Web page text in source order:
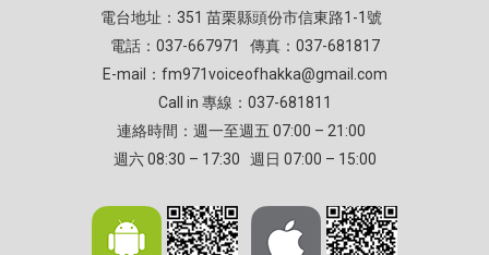
電台地址：351 苗栗縣頭份市信東路1-1號
電話：037-667971 傳真：037-681817
E-mail： fm971voiceofhakka@gmail.com
Call in 專線：037-681811
連絡時間：週一至週五 07:00 – 21:00
週六 08:30 – 17:30 週日 07:00 – 15:00